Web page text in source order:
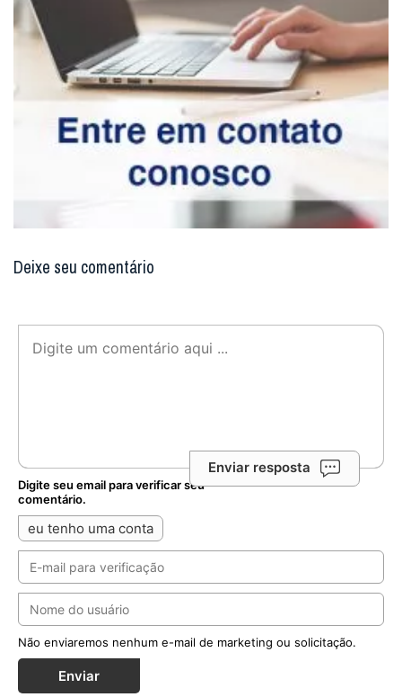
Deixe seu comentário
Enviar resposta
Digite seu email para verificar seu
comentário.
eu tenho uma conta
Não enviaremos nenhum e-mail de marketing ou solicitação.
Enviar